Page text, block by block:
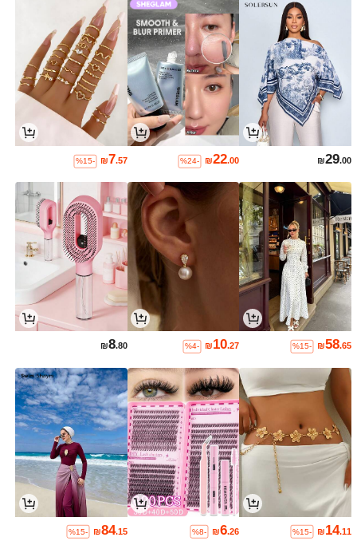
₪29.00
₪22.00
%24-
₪7.57
%15-
₪58.65
%15-
₪10.27
%4-
₪8.80
₪14.11
%15-
₪6.26
%8-
₪84.15
%15-